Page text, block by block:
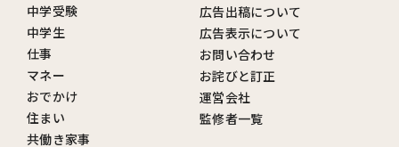
中学受験
中学生
仕事
マネー
おでかけ
住まい
共働き家事
広告出稿について
広告表示について
お問い合わせ
お詫びと訂正
運営会社
監修者一覧